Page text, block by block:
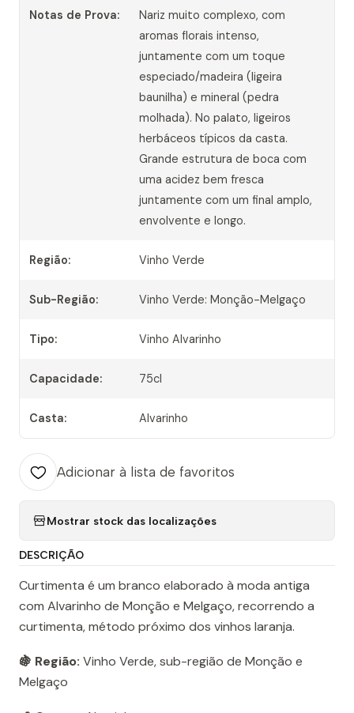
Notas de Prova:
Nariz muito complexo, com
aromas florais intenso,
juntamente com um toque
especiado/madeira (ligeira
baunilha) e mineral (pedra
molhada). No palato, ligeiros
herbáceos típicos da casta.
Grande estrutura de boca com
uma acidez bem fresca
juntamente com um final amplo,
envolvente e longo.
Região: Vinho Verde
Sub-Região: Vinho Verde: Monção-Melgaço
Tipo: Vinho Alvarinho
Capacidade: 75cl
Casta: Alvarinho
Adicionar à lista de favoritos
Mostrar stock das localizações
DESCRIÇÃO
Curtimenta é um branco elaborado à moda antiga
com Alvarinho de Monção e Melgaço, recorrendo a
curtimenta, método próximo dos vinhos laranja.
🍇 Região: Vinho Verde, sub-região de Monção e
Melgaço